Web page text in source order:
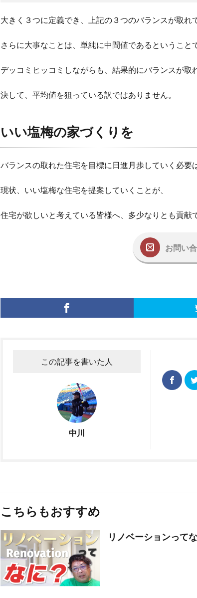
大きく３つに定義でき、上記の３つのバランスが取れ
さらに大事なことは、単純に中間値であるということ
デッコミヒッコミしながらも、結果的にバランスが取
決して、平均値を狙っている訳ではありません。
いい塩梅の家づくりを
バランスの取れた住宅を目標に日進月歩していく必要
現状、いい塩梅な住宅を提案していくことが、
住宅が欲しいと考えている皆様へ、多少なりとも貢献
お問い
この記事を書いた人
中川
こちらもおすすめ
リノベーションって